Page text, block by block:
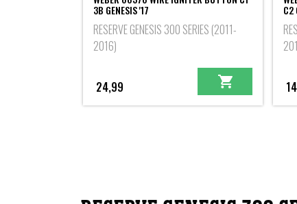
3B GENESIS '17
RESERVE GENESIS 300 SERIES (2011-
2016)
24,99
C2